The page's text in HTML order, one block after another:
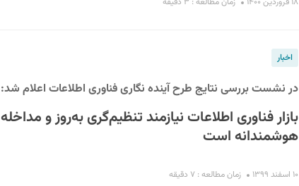
اخبار
در نشست بررسی نتایج طرح آینده‌ نگاری فناوری اطلاعات اعلام شد:
بازار فناوری اطلاعات نیازمند تنظیم‌گری به‌روز و مداخله
هوشمندانه است
۱۰ اسفند ۱۳۹۹ زمان مطالعه : ۷ دقیقه